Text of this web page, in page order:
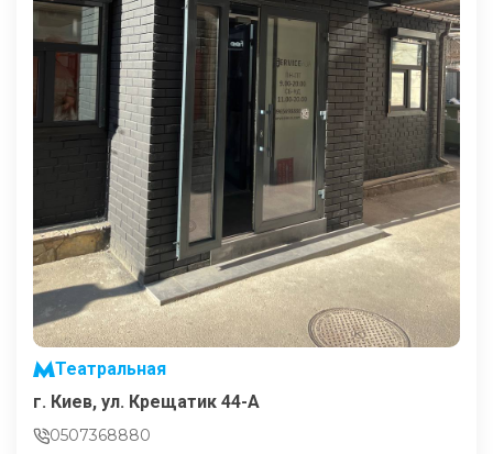
Театральная
г. Киев, ул. Крещатик 44-А
0507368880